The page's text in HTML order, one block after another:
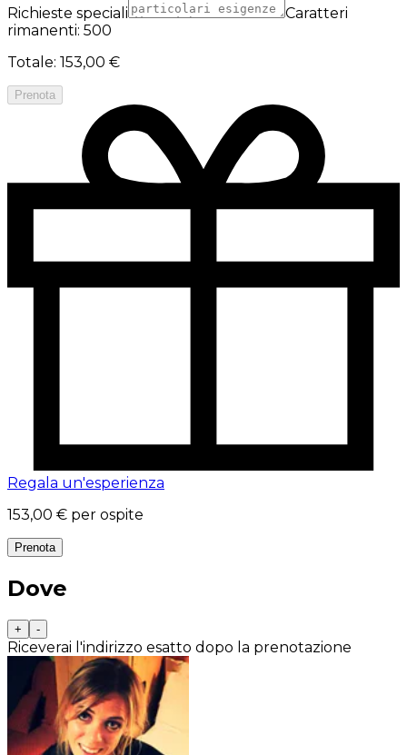
Richieste speciali
Caratteri
rimanenti: 500
Totale: 153,00 €
Prenota
Regala un'esperienza
153,00 € per ospite
Prenota
Dove
+ -
Riceverai l'indirizzo esatto dopo la prenotazione